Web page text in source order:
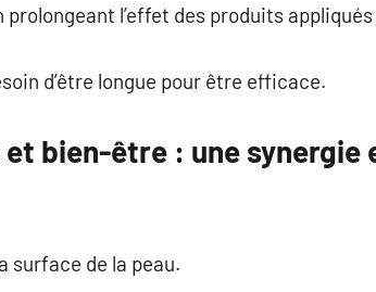
prolongeant l’effet des produits
d’être longue pour être efficace.
bien-être : une synergie
surface de la peau.